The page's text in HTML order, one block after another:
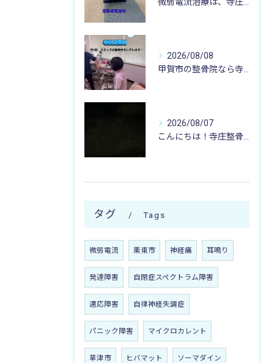
2026/08/08
2026/08/07
タグ Tags
微弱電流 栗東市 神経痛 耳鳴り
発達障害 自閉症スペクトラム障害
適応障害 自律神経失調症
パニック障害 マイクロカレント
草津市 ヒバマット ソーマダイン